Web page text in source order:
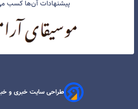
پیشنهادات آن‌ها کسب
طراحی سایت خبری و